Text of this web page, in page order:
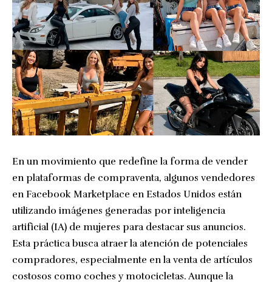
En un movimiento que redefine la forma de vender
en plataformas de compraventa, algunos vendedores
en Facebook Marketplace en Estados Unidos están
utilizando imágenes generadas por inteligencia
artificial (IA) de mujeres para destacar sus anuncios.
Esta práctica busca atraer la atención de potenciales
compradores, especialmente en la venta de artículos
costosos como coches y motocicletas. Aunque la